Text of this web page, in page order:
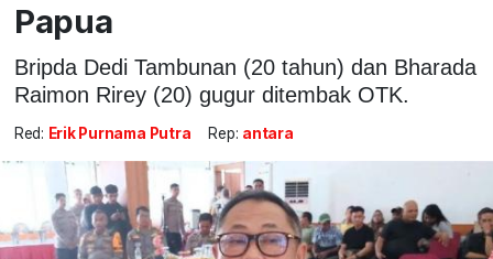
Papua
Bripda Dedi Tambunan (20 tahun) dan Bharada
Raimon Rirey (20) gugur ditembak OTK.
Red: Erik Purnama Putra Rep: antara